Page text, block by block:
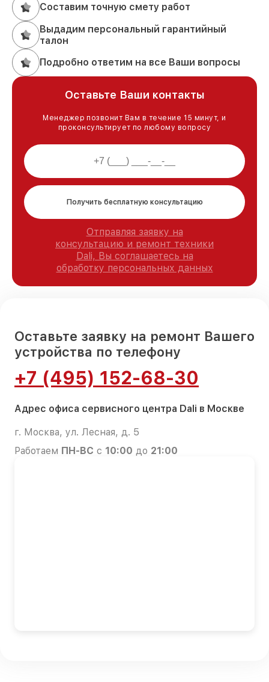
Составим точную смету работ
Выдадим персональный гарантийный
талон
Подробно ответим на все Ваши вопросы
Оставьте Ваши контакты
Менеджер позвонит Вам в течение 15 минут, и
проконсультирует по любому вопросу
Получить бесплатную консультацию
Отправляя заявку на
консультацию и ремонт техники
Dali, Вы соглашаетесь на
обработку персональных данных
Оставьте заявку на ремонт Вашего
устройства по телефону
+7 (495) 152-68-30
Адрес офиса сервисного центра Dali в Москве
г. Москва, ул. Лесная, д. 5
Работаем ПН-ВС с 10:00 до 21:00